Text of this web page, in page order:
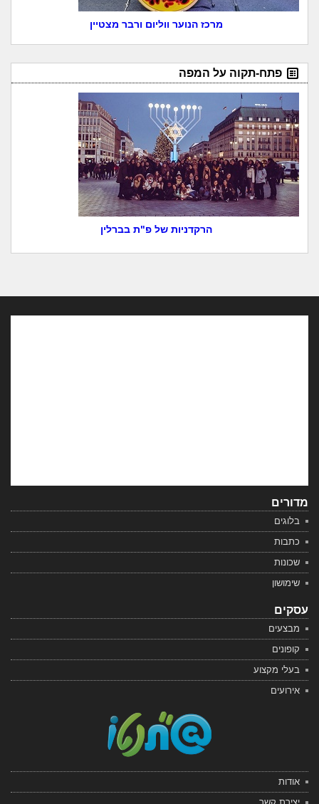
מרכז הנוער ווליום ורבר מצטיין
פתח-תקוה על המפה
הרקדניות של פ"ת בברלין
מדורים
בלוגים
כתבות
שכונות
שימושון
עסקים
מבצעים
קופונים
בעלי מקצוע
אירועים
אודות